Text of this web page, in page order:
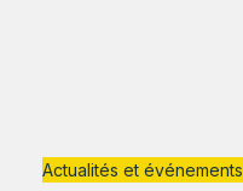
Actualités et événements